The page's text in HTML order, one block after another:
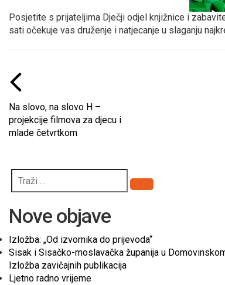
Posjetite s prijateljima Dječji odjel knjižnice i
sati očekuje vas druženje i natjecanje u slaganju
Na slovo, na slovo H –
projekcije filmova za djecu i
mlade četvrtkom
Pretraži
Nove objave
Izložba: „Od izvornika do prijevoda“
Sisak i Sisačko-moslavačka županija u
Izložba zavičajnih publikacija
Ljetno radno vrijeme